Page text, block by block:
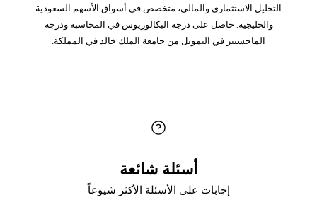
التحليل الاستثماري والمالي، متخصص في أسواق الأسهم السعودية
والخليجية. حاصل على درجة البكالوريوس في المحاسبة ودرجة
الماجستير في التمويل من جامعة الملك خالد في المملكة.
أسئلة شائعة
إجابات على الأسئلة الأكثر شيوعاً